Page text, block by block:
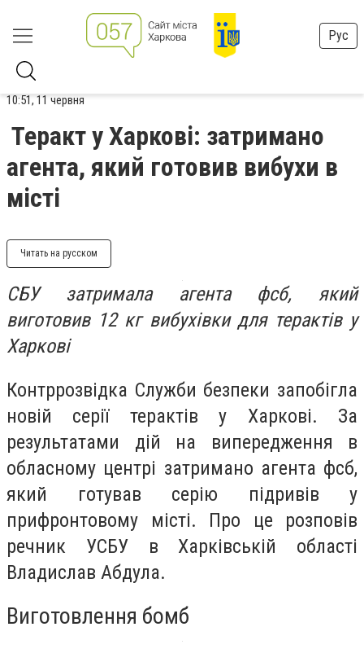
Рус
10:51, 11 червня
Теракт у Харкові: затримано
агента, який готовив вибухи в
місті
Читать на русском
СБУ затримала агента фсб, який
виготовив 12 кг вибухівки для терактів у
Харкові
Контррозвідка Служби безпеки запобігла
новій серії терактів у Харкові. За
результатами дій на випередження в
обласному центрі затримано агента фсб,
який готував серію підривів у
прифронтовому місті. Про це розповів
речник УСБУ в Харківській області
Владислав Абдула.
Виготовлення бомб